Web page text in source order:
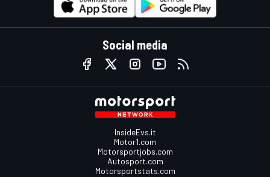
Social media
InsideEvs.it
Motor1.com
Motorsportjobs.com
Autosport.com
Motorsportstats.com